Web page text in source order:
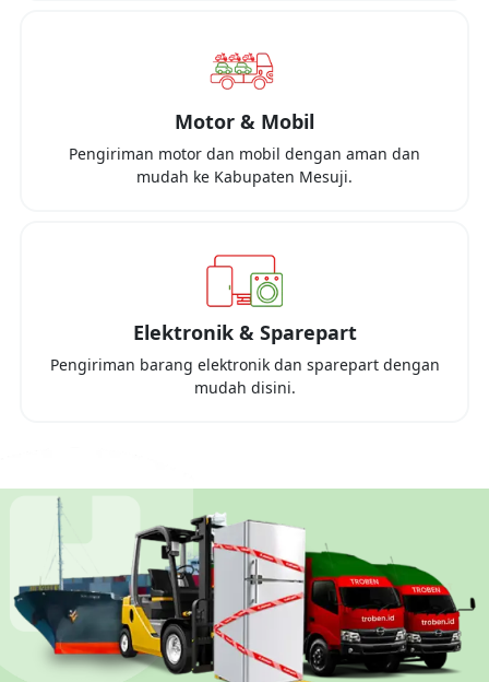
Motor & Mobil
Pengiriman motor dan mobil dengan aman dan
mudah ke Kabupaten Mesuji.
Elektronik & Sparepart
Pengiriman barang elektronik dan sparepart dengan
mudah disini.